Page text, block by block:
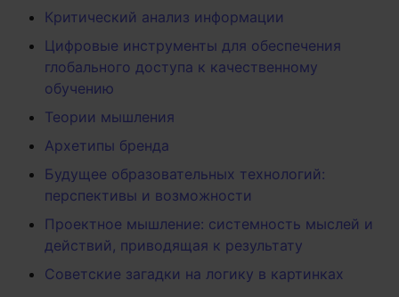
Критический анализ информации
Цифровые инструменты для обеспечения
глобального доступа к качественному
обучению
Теории мышления
Архетипы бренда
Будущее образовательных технологий:
перспективы и возможности
Проектное мышление: системность мыслей и
действий, приводящая к результату
Советские загадки на логику в картинках